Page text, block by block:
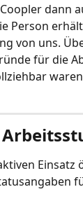
dann
Person
von uns.
für die
Einsatz